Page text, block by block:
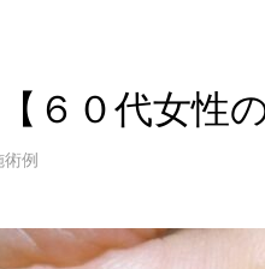
６０代女性
術例